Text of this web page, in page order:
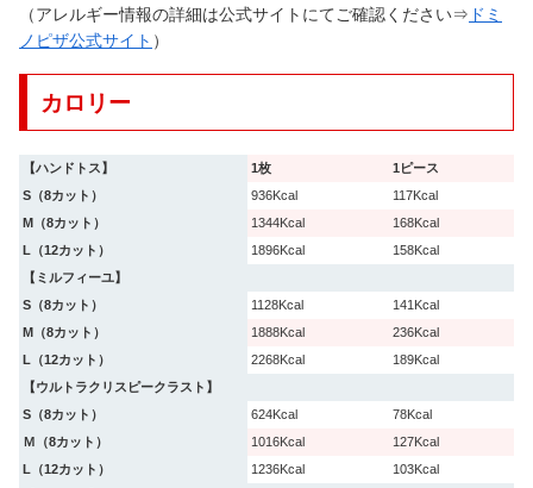
（アレルギー情報の詳細は公式サイトにてご確認ください⇒ ドミ
ノピザ公式サイト ）
カロリー
【ハンドトス】 1枚
1ピース
S（8カット）
936Kcal
117Kcal
M（8カット）
1344Kcal
168Kcal
L（12カット）
1896Kcal
158Kcal
【ミルフィーユ】
S（8カット）
1128Kcal
141Kcal
M（8カット）
1888Kcal
236Kcal
L（12カット）
2268Kcal
189Kcal
【ウルトラクリスピークラスト】
S（8カット）
624Kcal
78Kcal
Ｍ（8カット）
1016Kcal
127Kcal
L（12カット）
1236Kcal
103Kcal